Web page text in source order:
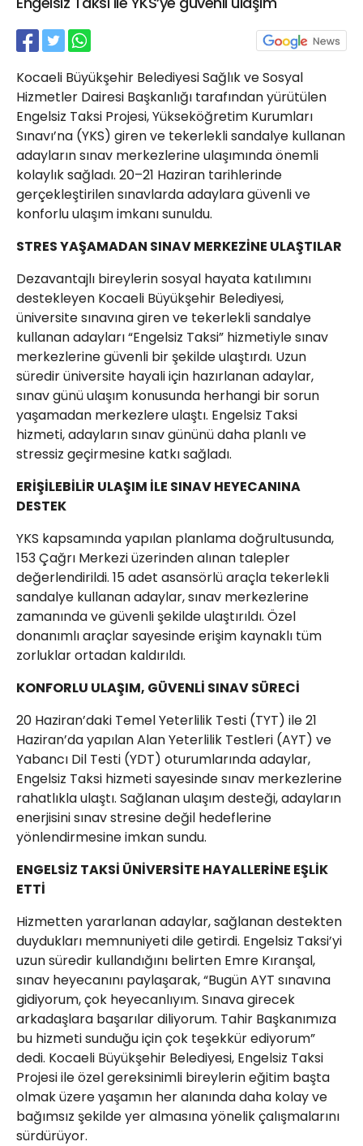
Kocaeli Büyükşehir Belediyesi Sağlık ve Sosyal
Hizmetler Dairesi Başkanlığı tarafından yürütülen
Engelsiz Taksi Projesi, Yükseköğretim Kurumları
Sınavı’na (YKS) giren ve tekerlekli sandalye kullanan
adayların sınav merkezlerine ulaşımında önemli
kolaylık sağladı. 20–21 Haziran tarihlerinde
gerçekleştirilen sınavlarda adaylara güvenli ve
konforlu ulaşım imkanı sunuldu.
STRES YAŞAMADAN SINAV MERKEZİNE ULAŞTILAR
Dezavantajlı bireylerin sosyal hayata katılımını
destekleyen Kocaeli Büyükşehir Belediyesi,
üniversite sınavına giren ve tekerlekli sandalye
kullanan adayları “Engelsiz Taksi” hizmetiyle sınav
merkezlerine güvenli bir şekilde ulaştırdı. Uzun
süredir üniversite hayali için hazırlanan adaylar,
sınav günü ulaşım konusunda herhangi bir sorun
yaşamadan merkezlere ulaştı. Engelsiz Taksi
hizmeti, adayların sınav gününü daha planlı ve
stressiz geçirmesine katkı sağladı.
ERİŞİLEBİLİR ULAŞIM İLE SINAV HEYECANINA
DESTEK
YKS kapsamında yapılan planlama doğrultusunda,
153 Çağrı Merkezi üzerinden alınan talepler
değerlendirildi. 15 adet asansörlü araçla tekerlekli
sandalye kullanan adaylar, sınav merkezlerine
zamanında ve güvenli şekilde ulaştırıldı. Özel
donanımlı araçlar sayesinde erişim kaynaklı tüm
zorluklar ortadan kaldırıldı.
KONFORLU ULAŞIM, GÜVENLİ SINAV SÜRECİ
20 Haziran’daki Temel Yeterlilik Testi (TYT) ile 21
Haziran’da yapılan Alan Yeterlilik Testleri (AYT) ve
Yabancı Dil Testi (YDT) oturumlarında adaylar,
Engelsiz Taksi hizmeti sayesinde sınav merkezlerine
rahatlıkla ulaştı. Sağlanan ulaşım desteği, adayların
enerjisini sınav stresine değil hedeflerine
yönlendirmesine imkan sundu.
ENGELSİZ TAKSİ ÜNİVERSİTE HAYALLERİNE EŞLİK
ETTİ
Hizmetten yararlanan adaylar, sağlanan destekten
duydukları memnuniyeti dile getirdi. Engelsiz Taksi’yi
uzun süredir kullandığını belirten Emre Kıranşal,
sınav heyecanını paylaşarak, “Bugün AYT sınavına
gidiyorum, çok heyecanlıyım. Sınava girecek
arkadaşlara başarılar diliyorum. Tahir Başkanımıza
bu hizmeti sunduğu için çok teşekkür ediyorum”
dedi. Kocaeli Büyükşehir Belediyesi, Engelsiz Taksi
Projesi ile özel gereksinimli bireylerin eğitim başta
olmak üzere yaşamın her alanında daha kolay ve
bağımsız şekilde yer almasına yönelik çalışmalarını
sürdürüyor.
21 Gölcük
02624132333